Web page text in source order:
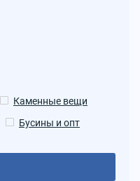
Каменные вещи
Бусины и опт